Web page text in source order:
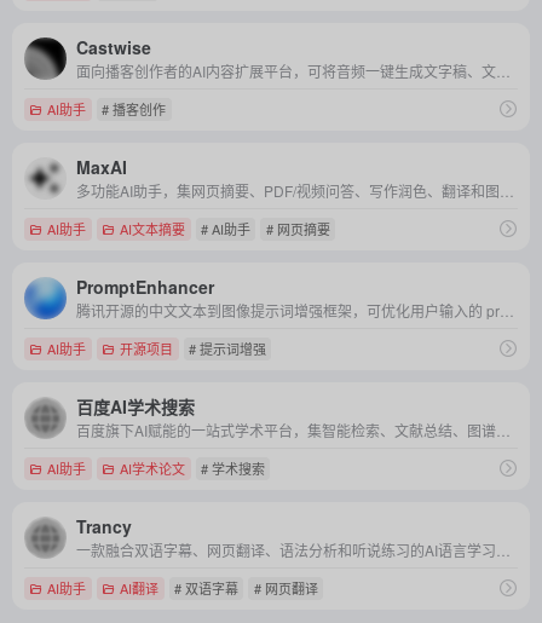
Castwise
AI助手 # 播客创作
MaxAI
AI助手 AI文本摘要 # AI助手 # 网页摘要
PromptEnhancer
AI助手 开源项目 # 提示词增强
百度AI学术搜索
AI助手 AI学术论文 # 学术搜索
Trancy
AI助手 AI翻译 # 双语字幕 # 网页翻译